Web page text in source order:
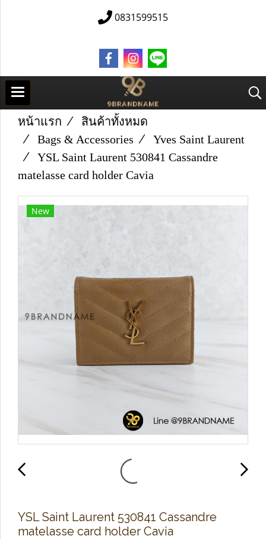
0831599515
หน้าแรก
สินค้าทั้งหมด
Bags & Accessories
Yves Saint Laurent
YSL Saint Laurent 530841 Cassandre
matelasse card holder Cavia
New
YSL Saint Laurent 530841 Cassandre
matelasse card holder Cavia